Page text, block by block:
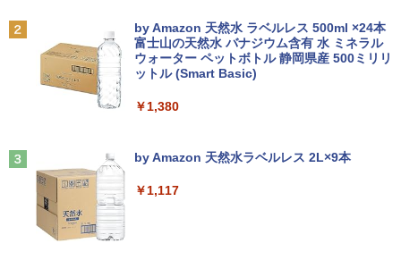
Anker Soundcore P31i ブラック
￥5,990
ラック
￥14,990
BRUCE WAYNE feat. Flo Milli, ATL Jacob
[Explicit]
￥250
by Amazon 天然水 ラベルレス 500ml ×24本
富士山の天然水 バナジウム含有 水 ミネラル
ウォーター ペットボトル 静岡県産 500ミリリ
ットル (Smart Basic)
￥1,380
by Amazon 天然水ラベルレス 2L×9本
￥1,117